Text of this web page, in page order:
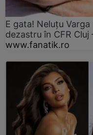
E gata! Neluțu
dezastru în CFR
www.fanatik.ro